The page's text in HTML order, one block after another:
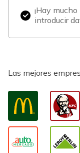
¡Hay
introducir
Las mejores